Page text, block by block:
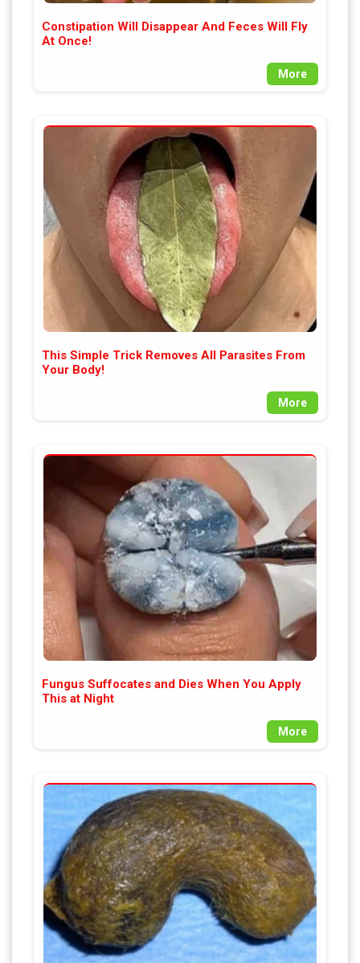
Constipation Will Disappear And Feces Will Fly
At Once!
More
This Simple Trick Removes All Parasites From
Your Body!
More
Fungus Suffocates and Dies When You Apply
This at Night
More